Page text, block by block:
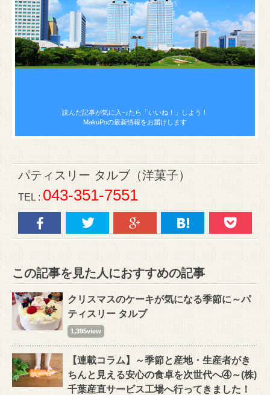
読んだ記事が気に入ったら 「いいね！」しよう！
MakuPoの最新情報をお届けします
パティスリー タルブ（洋菓子）
TEL : 043-351-7551
この記事を見た人におすすめの記事
クリスマスのケーキが気になる季節に～パ
ティスリー タルブ
1,395view
【連載コラム】～季節と産地・生産者がき
ちんと見える安心の食卓を次世代へ④～(株)
千葉産直サービス工場へ行ってきました！